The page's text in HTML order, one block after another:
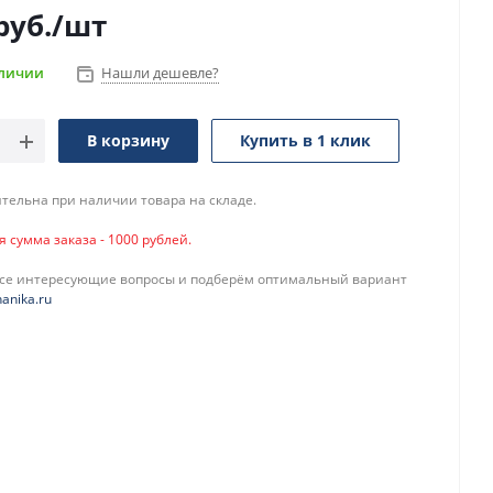
/шт
Нашли дешевле?
В корзину Купить в 1 клик
при наличии товара на складе.
заказа - 1000 рублей.
интересующие вопросы и подберём оптимальный вариант